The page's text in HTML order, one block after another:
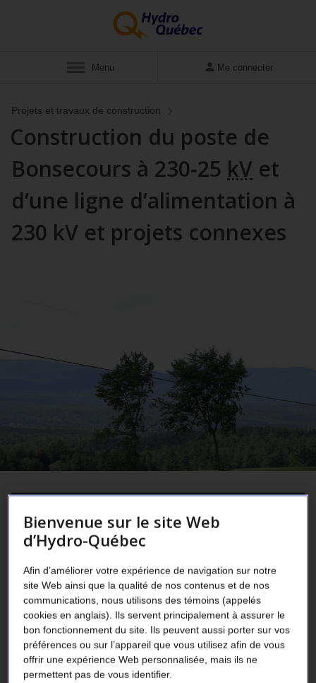
Menu Me connecter
Projets et travaux de construction
Construction du poste de
Bonsecours à 230‑25 kV et
d’une ligne d’alimentation à
230 kV et projets connexes
Projet en bref section
en
Participation du public
Solution retenue et travaux
Bienvenue sur le site Web
d’Hydro-Québec
Afin d’améliorer votre expérience de navigation sur notre
site Web ainsi que la qualité de nos contenus et de nos
communications, nous utilisons des témoins (appelés
cookies en anglais). Ils servent principalement à assurer le
bon fonctionnement du site. Ils peuvent aussi porter sur vos
préférences ou sur l’appareil que vous utilisez afin de vous
offrir une expérience Web personnalisée, mais ils ne
permettent pas de vous identifier.